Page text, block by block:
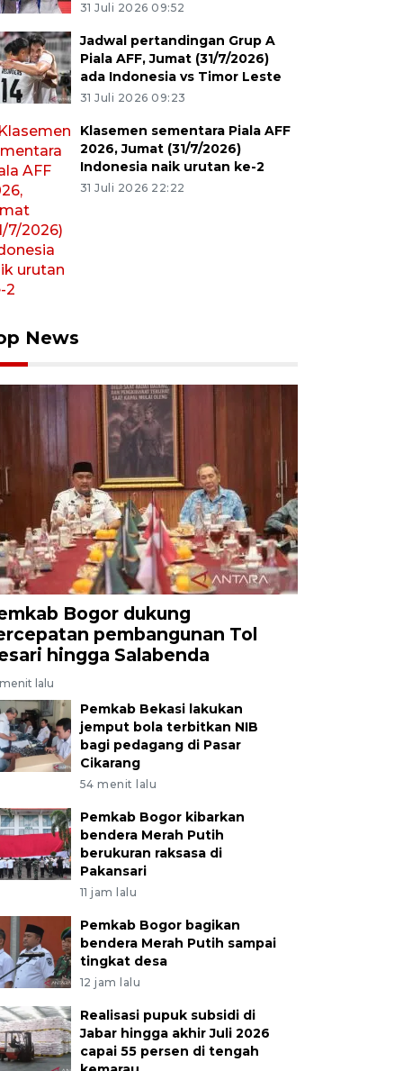
31 Juli 2026 09:52
Jadwal pertandingan Grup A
Piala AFF, Jumat (31/7/2026)
ada Indonesia vs Timor Leste
31 Juli 2026 09:23
Klasemen sementara Piala AFF
2026, Jumat (31/7/2026)
Indonesia naik urutan ke-2
31 Juli 2026 22:22
News
Bogor dukung
pembangunan Tol
hingga Salabenda
lalu
Pemkab Bekasi lakukan
jemput bola terbitkan NIB
bagi pedagang di Pasar
Cikarang
54 menit lalu
Pemkab Bogor kibarkan
bendera Merah Putih
berukuran raksasa di
Pakansari
11 jam lalu
Pemkab Bogor bagikan
bendera Merah Putih sampai
tingkat desa
12 jam lalu
Realisasi pupuk subsidi di
Jabar hingga akhir Juli 2026
capai 55 persen di tengah